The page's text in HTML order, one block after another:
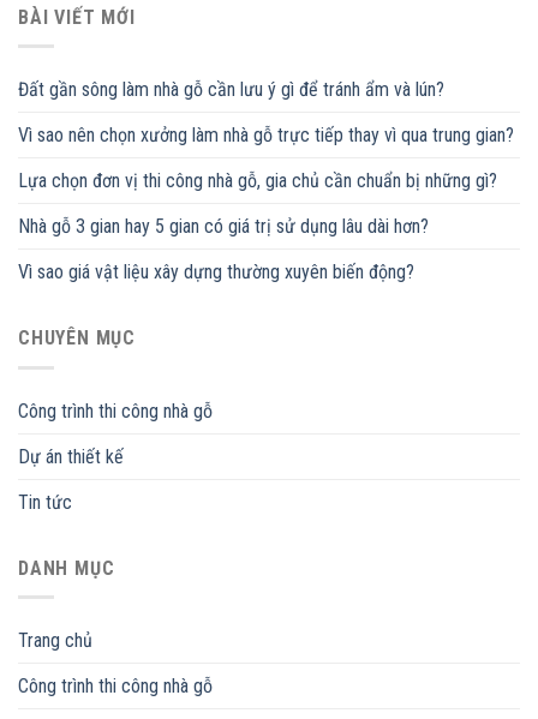
BÀI VIẾT MỚI
Đất gần sông làm nhà gỗ cần lưu ý gì để tránh ẩm và lún?
Vì sao nên chọn xưởng làm nhà gỗ trực tiếp thay vì qua trung gian?
Lựa chọn đơn vị thi công nhà gỗ, gia chủ cần chuẩn bị những gì?
Nhà gỗ 3 gian hay 5 gian có giá trị sử dụng lâu dài hơn?
Vì sao giá vật liệu xây dựng thường xuyên biến động?
CHUYÊN MỤC
Công trình thi công nhà gỗ
Dự án thiết kế
Tin tức
DANH MỤC
Trang chủ
Công trình thi công nhà gỗ